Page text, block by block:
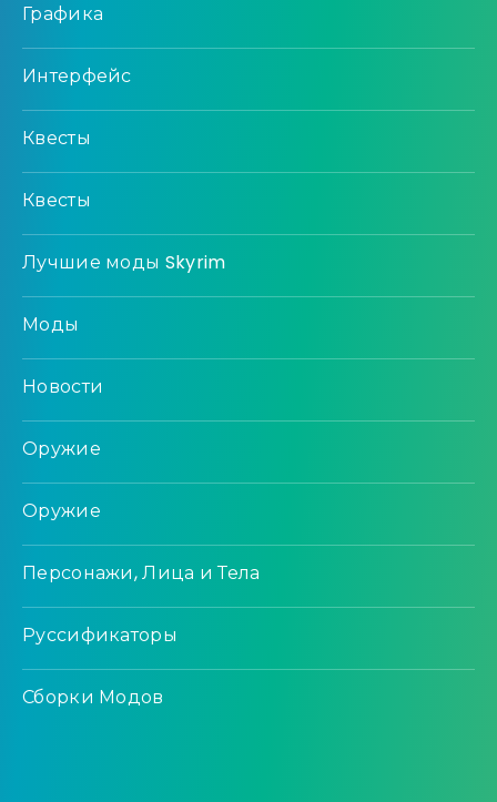
Графика
Интерфейс
Квесты
Квесты
Лучшие моды Skyrim
Моды
Новости
Оружие
Оружие
Персонажи, Лица и Тела
Руссификаторы
Сборки Модов